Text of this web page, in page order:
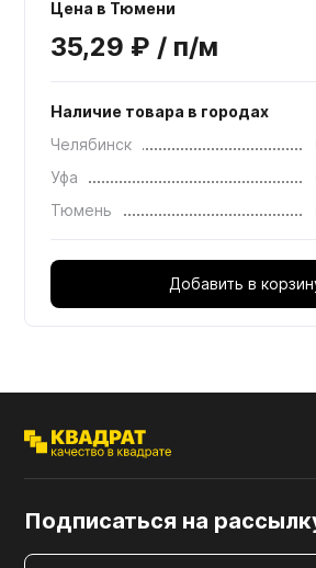
Цена в Тюмени
35,29 ₽ / п/м
Наличие товара в городах
Челябинск
Уфа
Тюмень
Добавить в
Подписаться на